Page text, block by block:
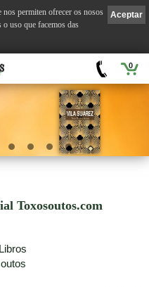
0
Toxosoutos.com
Aceptar
nos permiten ofrecer os nosos
uso que facemos das